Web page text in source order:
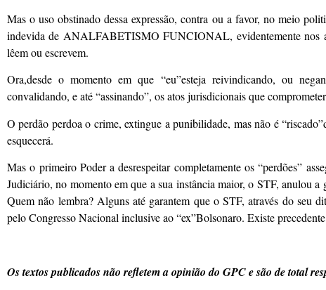
Mas o uso obstinado dessa expressão, contra ou a favor, no meio
indevida de ANALFABETISMO FUNCIONAL, evidentemente nos
lêem ou escrevem.
Ora,desde o momento em que “eu”esteja reivindicando, ou
convalidando, e até “assinando”, os atos jurisdicionais que
O perdão perdoa o crime, extingue a punibilidade, mas não é
esquecerá.
Mas o primeiro Poder a desrespeitar completamente os “perdões”
Judiciário, no momento em que a sua instância maior, o STF, anulou
Quem não lembra? Alguns até garantem que o STF, através do seu
pelo Congresso Nacional inclusive ao “ex”Bolsonaro. Existe
Os textos publicados não refletem a opinião do GPC e são de total